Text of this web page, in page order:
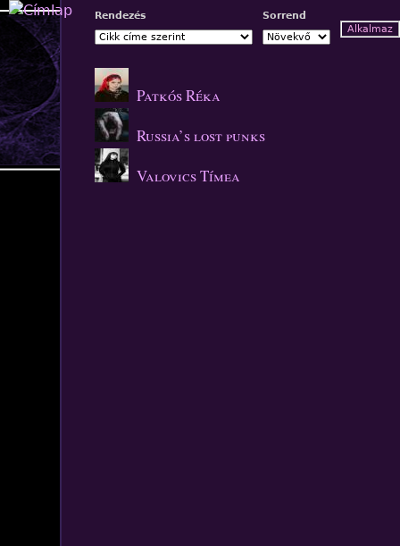
Jump to navigation
Rendezés Sorrend
Patkós Réka
Russia’s lost punks
Valovics Tímea